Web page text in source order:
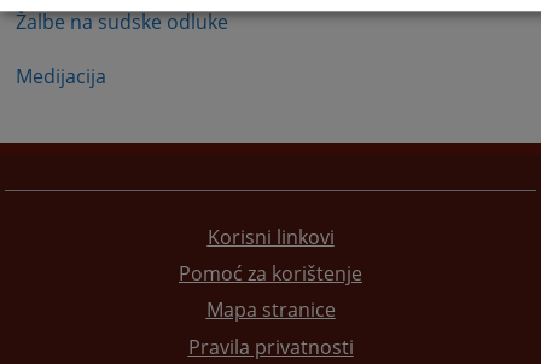
Žalbe na sudske odluke
Medijacija
Korisni linkovi
Pomoć za korištenje
Mapa stranice
Pravila privatnosti